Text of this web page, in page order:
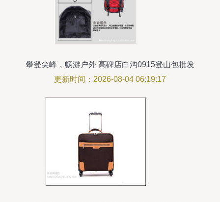
攀登尖峰，畅游户外 高碑店白沟0915登山包批发
优选指南
更新时间：2026-08-04 06:19:17